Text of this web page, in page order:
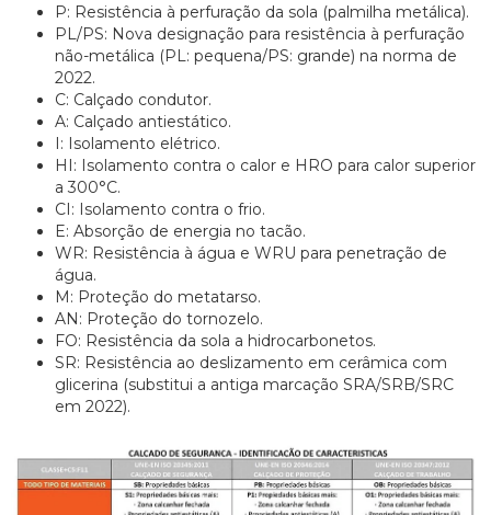
P: Resistência à perfuração da sola (palmilha metálica).
PL/PS: Nova designação para resistência à perfuração
não-metálica (PL: pequena/PS: grande) na norma de
2022.
C: Calçado condutor.
A: Calçado antiestático.
I: Isolamento elétrico.
HI: Isolamento contra o calor e HRO para calor superior
a 300°C.
CI: Isolamento contra o frio.
E: Absorção de energia no tacão.
WR: Resistência à água e WRU para penetração de
água.
M: Proteção do metatarso.
AN: Proteção do tornozelo.
FO: Resistência da sola a hidrocarbonetos.
SR: Resistência ao deslizamento em cerâmica com
glicerina (substitui a antiga marcação SRA/SRB/SRC
em 2022).